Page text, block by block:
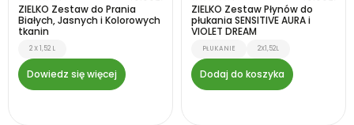
ZIELKO Zestaw do Prania
Białych, Jasnych i Kolorowych
tkanin
2 X 1,52 L
Dowiedz się więcej
ZIELKO Zestaw Płynów do
płukania SENSITIVE AURA i
VIOLET DREAM
PŁUKANIE 2X1,52L
Dodaj do koszyka